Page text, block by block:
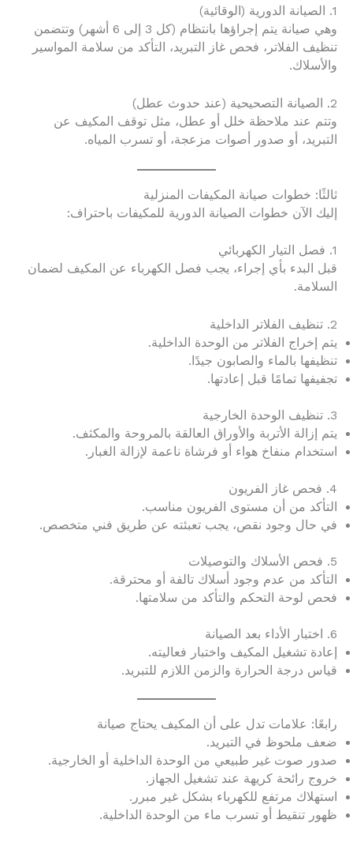
1. الصيانة الدورية (الوقائية)
وهي صيانة يتم إجراؤها بانتظام (كل 3 إلى 6 أشهر) وتتضمن
تنظيف الفلاتر، فحص غاز التبريد، التأكد من سلامة المواسير
والأسلاك.
2. الصيانة التصحيحية (عند حدوث عطل)
وتتم عند ملاحظة خلل أو عطل، مثل توقف المكيف عن
التبريد، أو صدور أصوات مزعجة، أو تسرب المياه.
ثالثًا: خطوات صيانة المكيفات المنزلية
إليك الآن خطوات الصيانة الدورية للمكيفات باحتراف:
1. فصل التيار الكهربائي
قبل البدء بأي إجراء، يجب فصل الكهرباء عن المكيف لضمان
السلامة.
2. تنظيف الفلاتر الداخلية
يتم إخراج الفلاتر من الوحدة الداخلية.
تنظيفها بالماء والصابون جيدًا.
تجفيفها تمامًا قبل إعادتها.
3. تنظيف الوحدة الخارجية
يتم إزالة الأتربة والأوراق العالقة بالمروحة والمكثف.
استخدام منفاخ هواء أو فرشاة ناعمة لإزالة الغبار.
4. فحص غاز الفريون
التأكد من أن مستوى الفريون مناسب.
في حال وجود نقص، يجب تعبئته عن طريق فني متخصص.
5. فحص الأسلاك والتوصيلات
التأكد من عدم وجود أسلاك تالفة أو محترقة.
فحص لوحة التحكم والتأكد من سلامتها.
6. اختبار الأداء بعد الصيانة
إعادة تشغيل المكيف واختبار فعاليته.
قياس درجة الحرارة والزمن اللازم للتبريد.
رابعًا: علامات تدل على أن المكيف يحتاج صيانة
ضعف ملحوظ في التبريد.
صدور صوت غير طبيعي من الوحدة الداخلية أو الخارجية.
خروج رائحة كريهة عند تشغيل الجهاز.
استهلاك مرتفع للكهرباء بشكل غير مبرر.
ظهور تنقيط أو تسرب ماء من الوحدة الداخلية.